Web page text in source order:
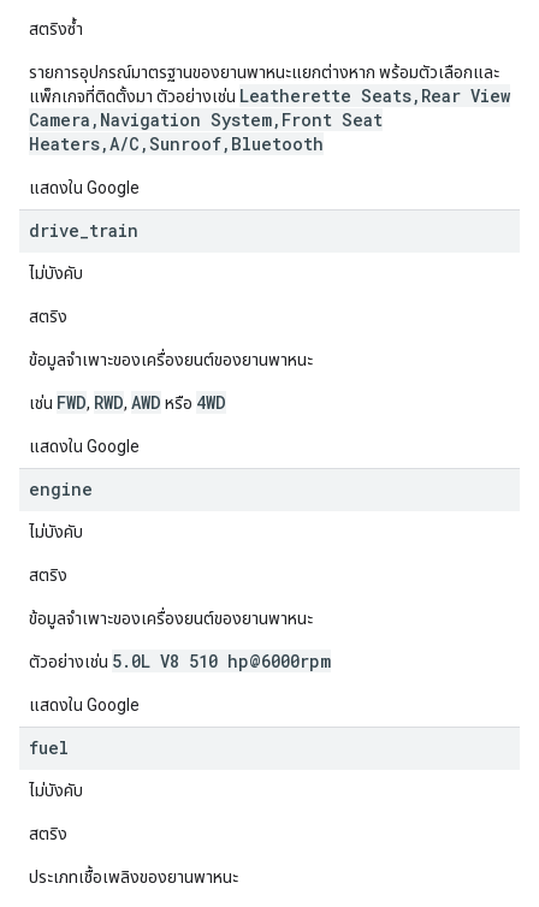
สตริงซ้ำ
รายการอุปกรณ์มาตรฐานของยานพาหนะแยกต่างหาก พร้อมตัวเลือกและ
แพ็กเกจที่ติดตั้งมา ตัวอย่างเช่น Leatherette Seats,Rear View
Camera,Navigation System,Front Seat
Heaters,A/C,Sunroof,Bluetooth
แสดงใน Google
drive train
ไม่บังคับ
สตริง
ข้อมูลจำเพาะของเครื่องยนต์ของยานพาหนะ
เช่น FWD, RWD, AWD หรือ 4WD
แสดงใน Google
engine
ไม่บังคับ
สตริง
ข้อมูลจำเพาะของเครื่องยนต์ของยานพาหนะ
ตัวอย่างเช่น 5.0L V8 510 hp@6000rpm
แสดงใน Google
fuel
ไม่บังคับ
สตริง
ประเภทเชื้อเพลิงของยานพาหนะ